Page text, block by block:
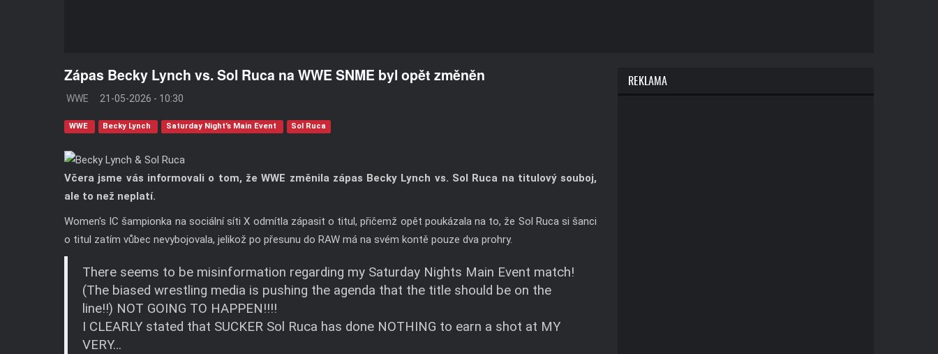
Zápas Becky Lynch vs. Sol Ruca na WWE SNME byl opět změněn
WWE 21-05-2026 - 10:30
WWE Becky Lynch Saturday Night’s Main Event Sol Ruca
Včera jsme vás informovali o tom, že WWE změnila zápas Becky Lynch vs. Sol Ruca na titulový souboj,
ale to než neplatí.
Women's IC šampionka na sociální síti X odmítla zápasit o titul, přičemž opět poukázala na to, že Sol Ruca si šanci
o titul zatím vůbec nevybojovala, jelikož po přesunu do RAW má na svém kontě pouze dva prohry.
There seems to be misinformation regarding my Saturday Nights Main Event match!
(The biased wrestling media is pushing the agenda that the title should be on the
line!!) NOT GOING TO HAPPEN!!!!
I CLEARLY stated that SUCKER Sol Ruca has done NOTHING to earn a shot at MY
VERY…
REKLAMA